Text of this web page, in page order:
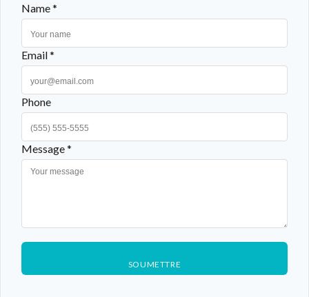
Name *
Email *
Phone
Message *
SOUMETTRE